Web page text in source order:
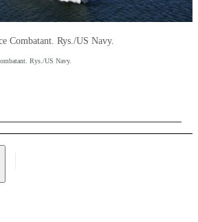
Combatant. Rys./US Navy.
Rys./US Navy.